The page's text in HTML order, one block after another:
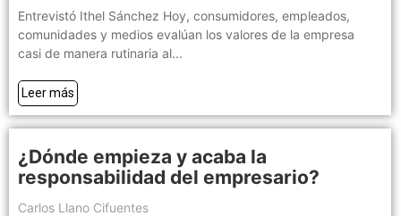
Entrevistó Ithel Sánchez Hoy, consumidores, empleados,
comunidades y medios evalúan los valores de la empresa
casi de manera rutinaria al...
Leer más
¿Dónde empieza y acaba la
responsabilidad del empresario?
Carlos Llano Cifuentes